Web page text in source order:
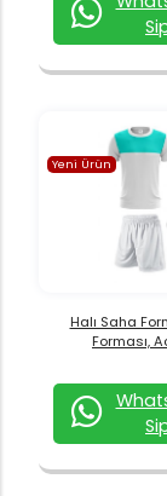
Yeni Ürün
Halı Saha
Forması,